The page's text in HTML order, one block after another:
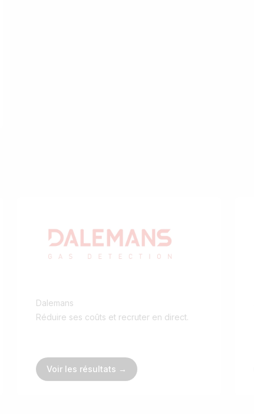
Dalemans
Réduire ses coûts et recruter en direct.
Voir les résultats →